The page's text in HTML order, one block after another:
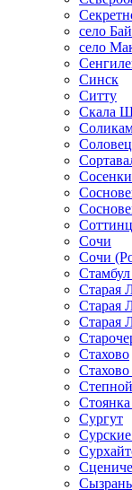
село
село
Синск
Ситту
Скала
Сосенки
Сочи
Сочи
Старая
Старая
Старая
Стахово
Стахово
Сургут
Сызрань